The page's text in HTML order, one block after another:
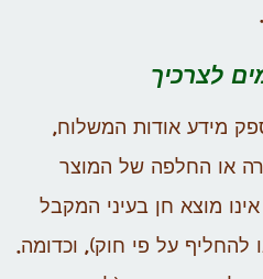
לצרכיך
מידע אודות המשלוח,
או החלפה של המוצר
מוצא חן בעיני המקבל
להחליף על פי חוק), וכדומה.